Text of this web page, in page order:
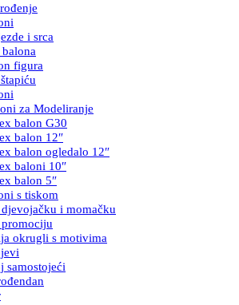
i srca
figura
za Modeliranje
balon G30
balon 12″
balon ogledalo 12″
baloni 10″
balon 5″
s tiskom
i momačku
okrugli s motivima
samostojeći